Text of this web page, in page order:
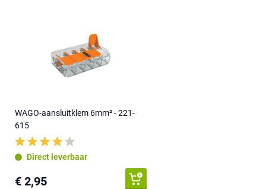
WAGO-aansluitklem 6mm² - 221-
615
Direct leverbaar
€ 2,95